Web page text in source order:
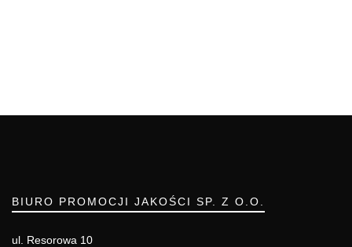
BIURO PROMOCJI JAKOŚCI SP. Z O.O.
ul. Resorowa 10